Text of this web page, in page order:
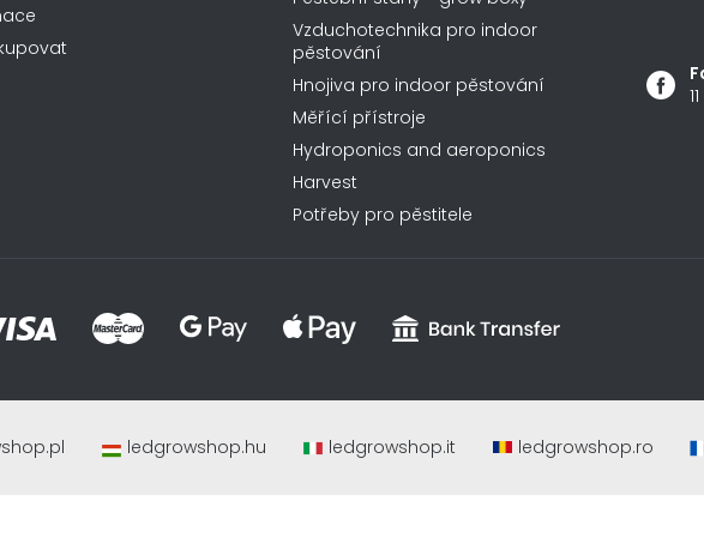
Vzduchotechnika pro indoor
pěstování
Hnojiva pro indoor pěstování
Měřící přístroje
Hydroponics and aeroponics
Harvest
Potřeby pro pěstitele
ledgrowshop.hu ledgrowshop.it ledgrowshop.ro